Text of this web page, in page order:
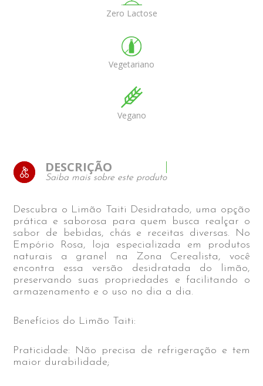
Zero Lactose
Vegetariano
Vegano
DESCRIÇÃO
Saiba mais sobre este produto
Descubra o Limão Taiti Desidratado, uma opção
prática e saborosa para quem busca realçar o
sabor de bebidas, chás e receitas diversas. No
Empório Rosa, loja especializada em produtos
naturais a granel na Zona Cerealista, você
encontra essa versão desidratada do limão,
preservando suas propriedades e facilitando o
armazenamento e o uso no dia a dia.
Benefícios do Limão Taiti:
Praticidade: Não precisa de refrigeração e tem
maior durabilidade;